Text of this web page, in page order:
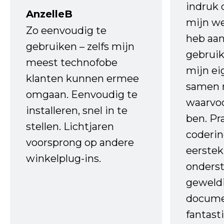
AnzelleB
Zo eenvoudig te
gebruiken – zelfs mijn
meest technofobe
klanten kunnen ermee
omgaan. Eenvoudig te
installeren, snel in te
stellen. Lichtjaren
voorsprong op andere
winkelplug-ins.
indruk
mijn
heb
mijn
samen
ben.